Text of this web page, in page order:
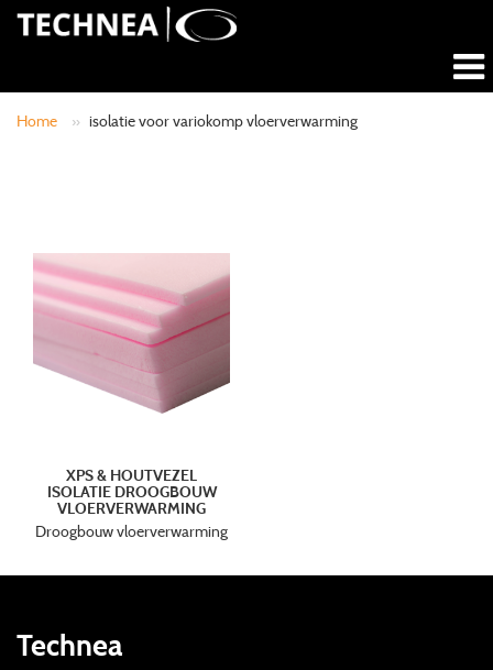
Home » isolatie voor variokomp vloerverwarming
XPS & HOUTVEZEL
ISOLATIE DROOGBOUW
VLOERVERWARMING
Droogbouw vloerverwarming
Technea